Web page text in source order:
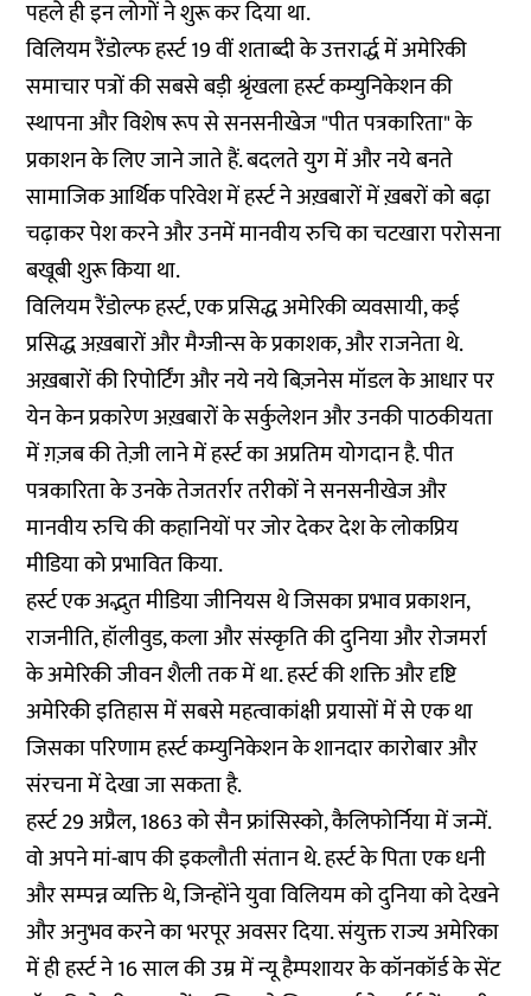
पहले ही इन लोगों ने शुरू कर दिया था.
विलियम रैंडोल्फ हर्स्ट 19 वीं शताब्दी के उत्तरार्द्ध में अमेरिकी
समाचार पत्रों की सबसे बड़ी श्रृंखला हर्स्ट कम्युनिकेशन की
स्थापना और विशेष रूप से सनसनीखेज "पीत पत्रकारिता" के
प्रकाशन के लिए जाने जाते हैं. बदलते युग में और नये बनते
सामाजिक आर्थिक परिवेश में हर्स्ट ने अख़बारों में ख़बरों को बढ़ा
चढ़ाकर पेश करने और उनमें मानवीय रुचि का चटखारा परोसना
बखूबी शुरू किया था.
विलियम रैंडोल्फ हर्स्ट, एक प्रसिद्ध अमेरिकी व्यवसायी, कई
प्रसिद्ध अख़बारों और मैग्जीन्स के प्रकाशक, और राजनेता थे.
अख़बारों की रिपोर्टिंग और नये नये बिज़नेस मॉडल के आधार पर
येन केन प्रकारेण अख़बारों के सर्कुलेशन और उनकी पाठकीयता
में ग़ज़ब की तेज़ी लाने में हर्स्ट का अप्रतिम योगदान है. पीत
पत्रकारिता के उनके तेजतर्रार तरीकों ने सनसनीखेज और
मानवीय रुचि की कहानियों पर जोर देकर देश के लोकप्रिय
मीडिया को प्रभावित किया.
हर्स्ट एक अद्भुत मीडिया जीनियस थे जिसका प्रभाव प्रकाशन,
राजनीति, हॉलीवुड, कला और संस्कृति की दुनिया और रोजमर्रा
के अमेरिकी जीवन शैली तक में था. हर्स्ट की शक्ति और दृष्टि
अमेरिकी इतिहास में सबसे महत्वाकांक्षी प्रयासों में से एक था
जिसका परिणाम हर्स्ट कम्युनिकेशन के शानदार कारोबार और
संरचना में देखा जा सकता है.
हर्स्ट 29 अप्रैल, 1863 को सैन फ्रांसिस्को, कैलिफोर्निया में जन्में.
वो अपने मां-बाप की इकलौती संतान थे. हर्स्ट के पिता एक धनी
और सम्पन्न व्यक्ति थे, जिन्होंने युवा विलियम को दुनिया को देखने
और अनुभव करने का भरपूर अवसर दिया. संयुक्त राज्य अमेरिका
में ही हर्स्ट ने 16 साल की उम्र में न्यू हैम्पशायर के कॉनकॉर्ड के सेंट